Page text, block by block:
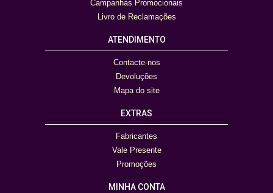
Campanhas Promocionais
Livro de Reclamações
ATENDIMENTO
Contacte-nos
Devoluções
Mapa do site
EXTRAS
Fabricantes
Vale Presente
Promoções
MINHA CONTA